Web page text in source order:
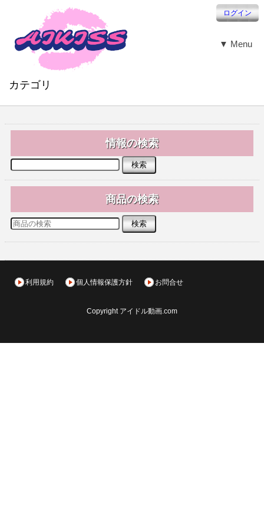
▼ Menu
ログイン
カテゴリ
情報の検索
商品の検索
利用規約 個人情報保護方針 お問合せ
Copyright アイドル動画.com